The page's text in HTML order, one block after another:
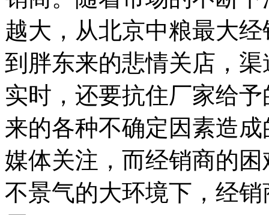
越大，从北京中粮最大
到胖东来的悲情关店，
实时，还要抗住厂家给
来的各种不确定因素造
媒体关注，而经销商的
不景气的大环境下，经